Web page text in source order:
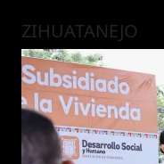
ZIHUATANEJO